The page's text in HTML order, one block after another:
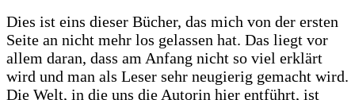
Dies ist eins dieser Bücher, das mich von der ersten
Seite an nicht mehr los gelassen hat. Das liegt vor
allem daran, dass am Anfang nicht so viel erklärt
wird und man als Leser sehr neugierig gemacht wird.
Die Welt, in die uns die Autorin hier entführt, ist